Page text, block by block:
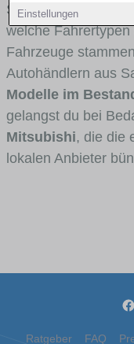
Einstellungen
Stadt- und
welche
Fahrzeuge
Autohändlern aus
Modelle im
gelangst du bei
Mitsubishi, die die
lokalen Anbieter
Ratgeber FAQ